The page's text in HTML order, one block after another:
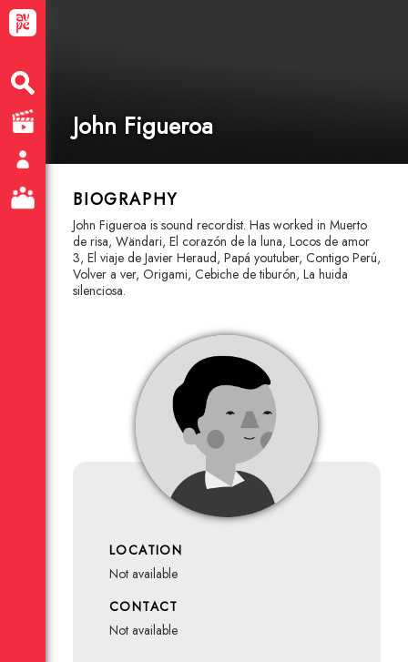
John Figueroa
BIOGRAPHY
John Figueroa is sound recordist. Has worked in Muerto
de risa, Wändari, El corazón de la luna, Locos de amor
3, El viaje de Javier Heraud, Papá youtuber, Contigo Perú,
Volver a ver, Origami, Cebiche de tiburón, La huida
silenciosa.
LOCATION
not available
CONTACT
not available